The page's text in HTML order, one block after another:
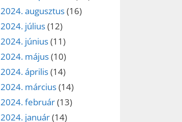
2024. augusztus(16)
2024. július(12)
2024. június(11)
2024. május(10)
2024. április(14)
2024. március(14)
2024. február(13)
2024. január(14)